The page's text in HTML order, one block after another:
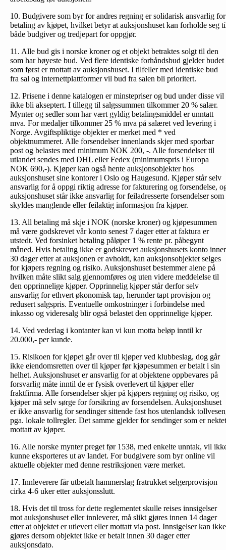
10. Budgivere som byr for andres regning er solidarisk ansvarlig for
betaling av kjøpet, hvilket betyr at auksjonshuset kan forholde seg
både budgiver og tredjepart for oppgjør.
11. Alle bud gis i norske kroner og et objekt betraktes solgt til den
som har høyeste bud. Ved flere identiske forhåndsbud gjelder budet
som først er mottatt av auksjonshuset. I tilfeller med identiske bud
fra sal og internettplattformer vil bud fra salen bli prioritert.
12. Prisene i denne katalogen er minstepriser og bud under disse vil
ikke bli akseptert. I tillegg til salgssummen tilkommer 20 % salær.
Mynter og sedler som har vært gyldig betalingsmiddel er unntatt
mva. For medaljer tilkommer 25 % mva på salæret ved levering i
Norge. Avgiftspliktige objekter er merket med * ved
objektnummeret. Alle forsendelser innenlands skjer med sporbar
post og belastes med minimum NOK 200, -. Alle forsendelser til
utlandet sendes med DHL eller Fedex (minimumspris i Europa
NOK 690,-). Kjøper kan også hente auksjonsobjekter hos
auksjonshuset sine kontorer i Oslo og Haugesund. Kjøper står selv
ansvarlig for å oppgi riktig adresse for fakturering og forsendelse,
auksjonshuset står ikke ansvarlig for feiladresserte forsendelser som
skyldes manglende eller feilaktig informasjon fra kjøper.
13. All betaling må skje i NOK (norske kroner) og kjøpesummen
må være godskrevet vår konto senest 7 dager etter at faktura er
utstedt. Ved forsinket betaling påløper 1 % rente pr. påbegynt
måned. Hvis betaling ikke er godskrevet auksjonshusets konto
30 dager etter at auksjonen er avholdt, kan auksjonsobjektet selges
for kjøpers regning og risiko. Auksjonshuset bestemmer alene på
hvilken måte slikt salg gjennomføres og uten videre meddelelse til
den opprinnelige kjøper. Opprinnelig kjøper står derfor selv
ansvarlig for ethvert økonomisk tap, herunder tapt provisjon og
redusert salgspris. Eventuelle omkostninger i forbindelse med
inkasso og videresalg blir også belastet den opprinnelige kjøper.
14. Ved vederlag i kontanter kan vi kun motta beløp inntil kr
20.000,- per kunde.
15. Risikoen for kjøpet går over til kjøper ved klubbeslag, dog går
ikke eiendomsretten over til kjøper før kjøpesummen er betalt i sin
helhet. Auksjonshuset er ansvarlig for at objektene oppbevares på
forsvarlig måte inntil de er fysisk overlevert til kjøper eller
fraktfirma. Alle forsendelser skjer på kjøpers regning og risiko, og
kjøper må selv sørge for forsikring av forsendelsen. Auksjonshuset
er ikke ansvarlig for sendinger sittende fast hos utenlandsk
pga. lokale tollregler. Det samme gjelder for sendinger som er nektet
mottatt av kjøper.
16. Alle norske mynter preget før 1538, med enkelte unntak, vil
kunne eksporteres ut av landet. For budgivere som byr online vil
aktuelle objekter med denne restriksjonen være merket.
17. Innleverere får utbetalt hammerslag fratrukket selgerprovisjon
cirka 4-6 uker etter auksjonsslutt.
18. Hvis det til tross for dette reglementet skulle reises inn­sigelser
mot auksjonshuset eller innleverer, må slikt gjøres innen 14 dager
etter at objektet er utlevert eller mottatt via post. Innsigelser kan ikke
gjøres dersom objektet ikke er betalt innen 30 dager etter
auksjonsdato.